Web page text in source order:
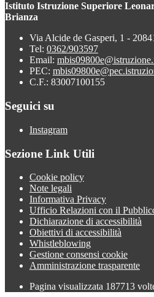
Istituto Istruzione Superiore
Brianza
Via Alcide de Gasperi, 1 -
Tel: 0362/903597
Email:
PEC:
C.F.: 83007100155
Seguici su
Instagram
Sezione Link Utili
Cookie policy
Note legali
Informativa Privacy
Ufficio Relazioni con il
Dichiarazione di accessibilità
Obiettivi di accessibilità
Whistleblowing
Gestione consensi cookie
Amministrazione trasparente
Pagina visualizzata 187713